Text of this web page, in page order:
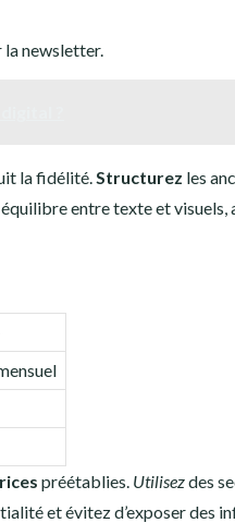
la newsletter.
la fidélité.Structurez les
entre texte et visuels,
préétablies. Utilisezdes
et évitez d’exposer des